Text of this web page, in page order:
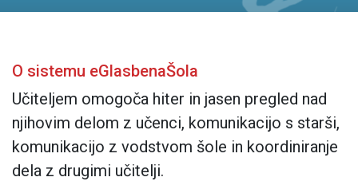
O sistemu eGlasbenaŠola
Učiteljem omogoča hiter in jasen pregled nad
njihovim delom z učenci, komunikacijo s starši,
komunikacijo z vodstvom šole in koordiniranje
dela z drugimi učitelji.